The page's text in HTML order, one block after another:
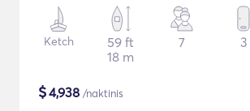
Ketch
59 ft
18 m
7 3
$4,938 /naktinis